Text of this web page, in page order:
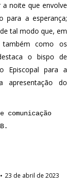
a noite que envolve
para a esperança;
tal modo que, em
como os
o bispo de
Episcopal para a
apresentação do
comunicação
23 de abril de 2023